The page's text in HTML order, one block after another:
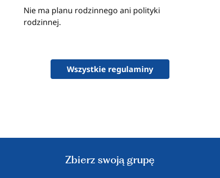
Nie ma planu rodzinnego ani polityki
rodzinnej.
Wszystkie regulaminy
Zbierz swoją grupę